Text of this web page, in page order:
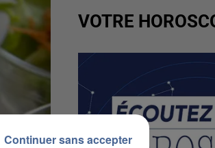
VOTRE
Continuer sans accepter